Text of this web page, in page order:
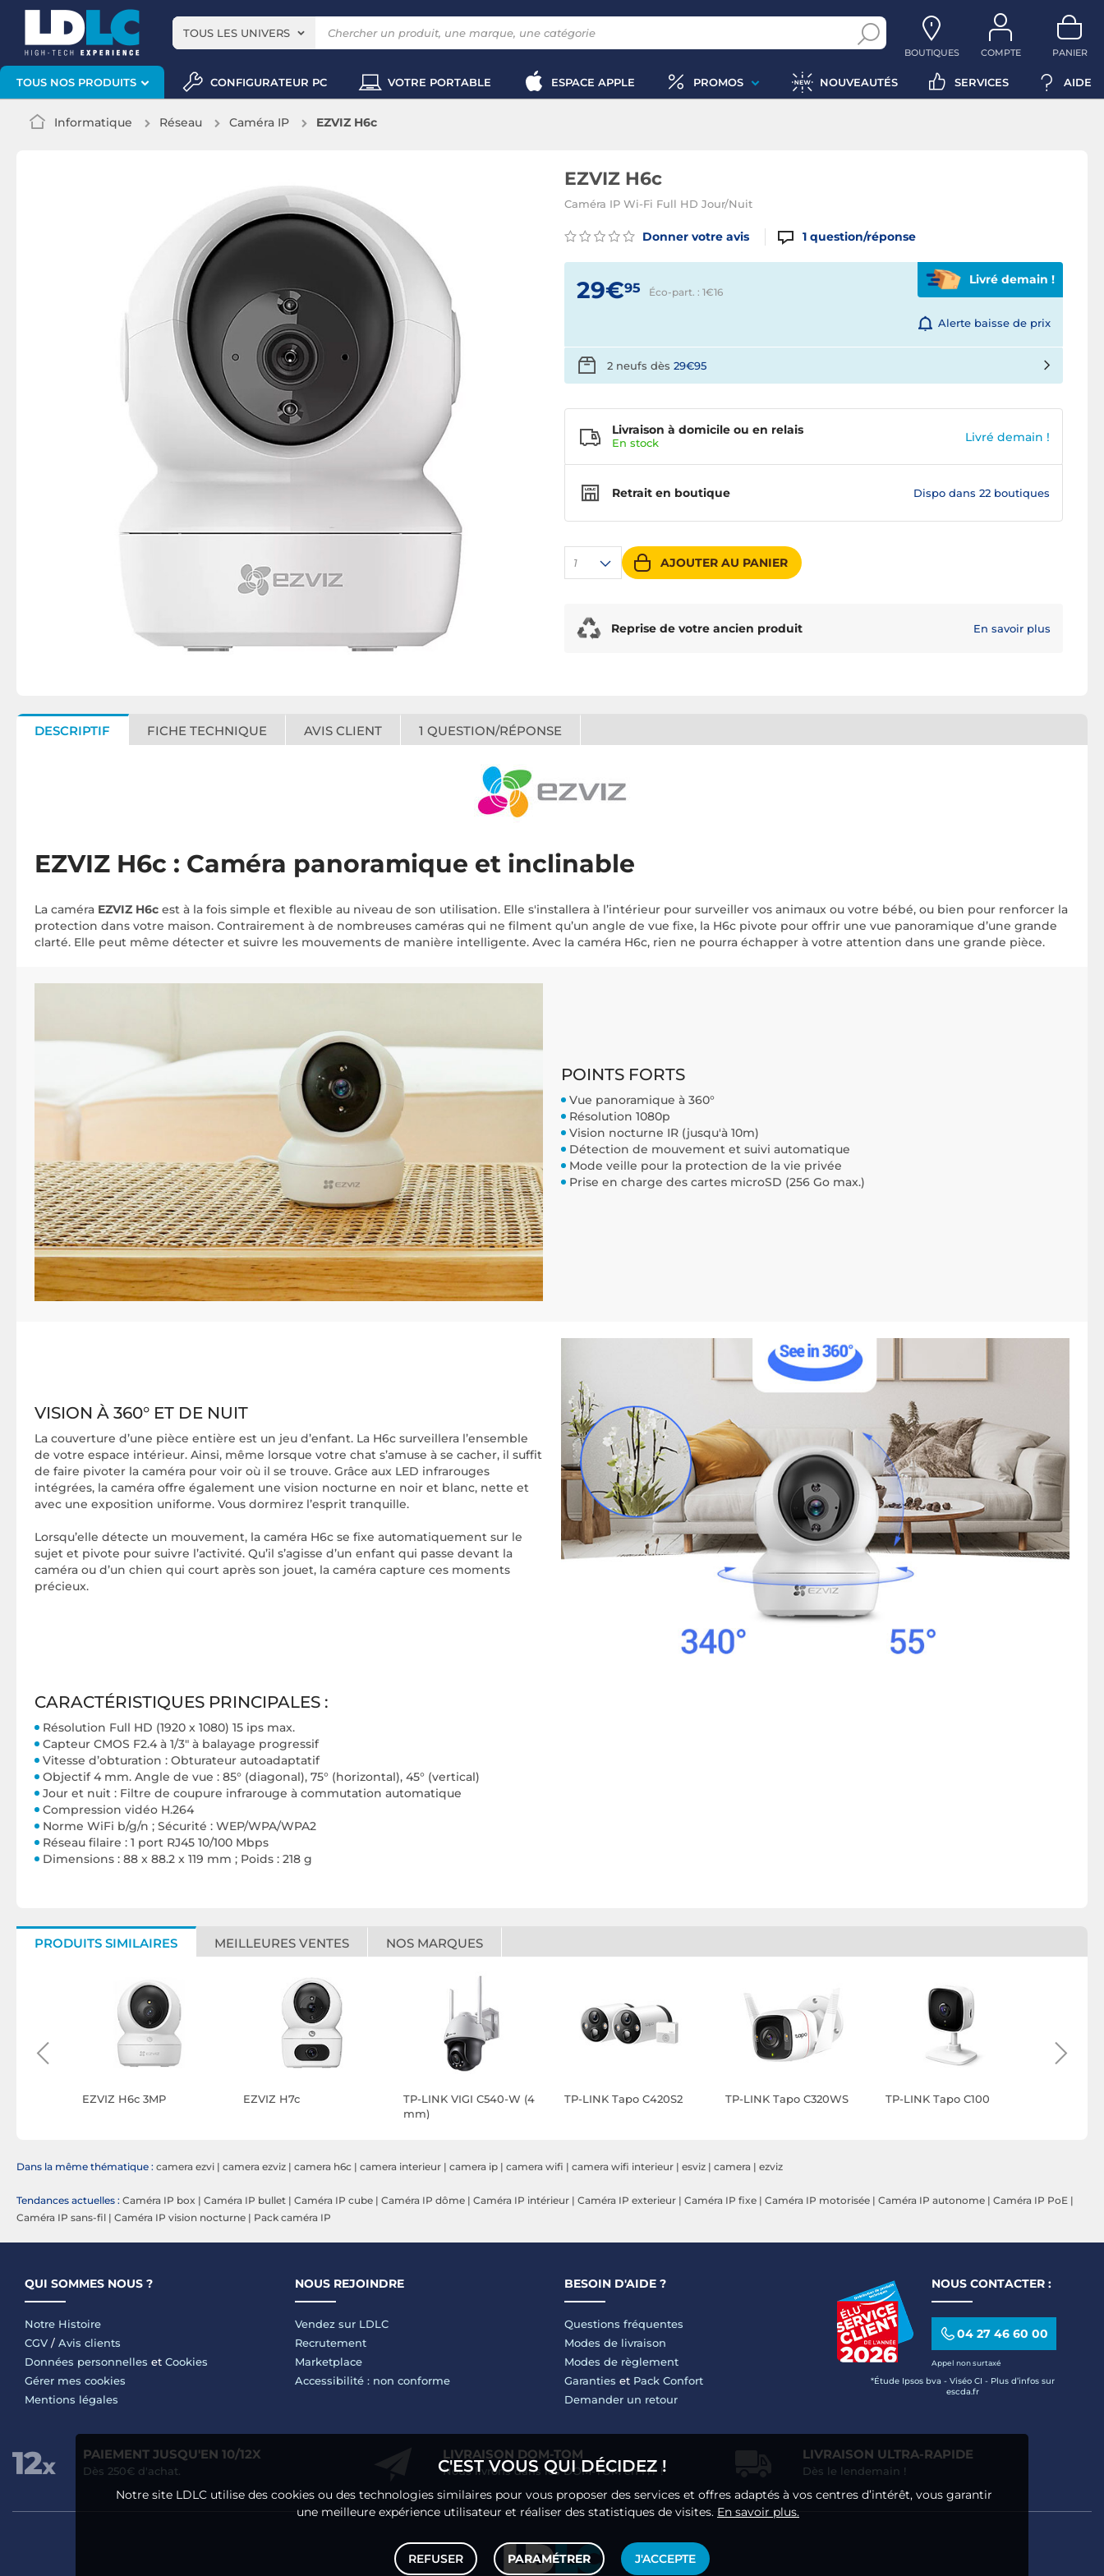
TOUS LES UNIVERS
BOUTIQUES COMPTE PANIER
TOUS NOS PRODUITS CONFIGURATEUR PC VOTRE PORTABLE ESPACE APPLE PROMOS NOUVEAUTÉS SERVICES AIDE
Informatique Réseau Caméra IP EZVIZ H6c
EZVIZ H6c
Caméra IP Wi-Fi Full HD Jour/Nuit
Donner votre avis 1 question/réponse
29€95 Éco-part. : 1€16
Livré demain !
Alerte baisse de prix
1 AJOUTER AU PANIER
Livraison à domicile ou en relais
En stock Livré demain !
Retrait en boutique Dispo dans 22 boutiques
2 neufs dès 29€95
Reprise de votre ancien produit En savoir plus
DESCRIPTIF FICHE TECHNIQUE AVIS CLIENT 1 QUESTION/RÉPONSE
EZVIZ H6c : Caméra panoramique et inclinable
La caméra EZVIZ H6c est à la fois simple et flexible au niveau de son utilisation. Elle s'installera à l’intérieur pour surveiller vos animaux ou votre bébé, ou bien pour renforcer la
protection dans votre maison. Contrairement à de nombreuses caméras qui ne filment qu’un angle de vue fixe, la H6c pivote pour offrir une vue panoramique d’une grande
clarté. Elle peut même détecter et suivre les mouvements de manière intelligente. Avec la caméra H6c, rien ne pourra échapper à votre attention dans une grande pièce.
POINTS FORTS
Vue panoramique à 360°
Résolution 1080p
Vision nocturne IR (jusqu'à 10m)
Détection de mouvement et suivi automatique
Mode veille pour la protection de la vie privée
Prise en charge des cartes microSD (256 Go max.)
VISION À 360° ET DE NUIT
La couverture d’une pièce entière est un jeu d’enfant. La H6c surveillera l’ensemble
de votre espace intérieur. Ainsi, même lorsque votre chat s’amuse à se cacher, il suffit
de faire pivoter la caméra pour voir où il se trouve. Grâce aux LED infrarouges
intégrées, la caméra offre également une vision nocturne en noir et blanc, nette et
avec une exposition uniforme. Vous dormirez l’esprit tranquille.
Lorsqu’elle détecte un mouvement, la caméra H6c se fixe automatiquement sur le
sujet et pivote pour suivre l’activité. Qu’il s’agisse d’un enfant qui passe devant la
caméra ou d’un chien qui court après son jouet, la caméra capture ces moments
précieux.
CARACTÉRISTIQUES PRINCIPALES :
Résolution Full HD (1920 x 1080) 15 ips max.
Capteur CMOS F2.4 à 1/3" à balayage progressif
Vitesse d’obturation : Obturateur autoadaptatif
Objectif 4 mm. Angle de vue : 85° (diagonal), 75° (horizontal), 45° (vertical)
Jour et nuit : Filtre de coupure infrarouge à commutation automatique
Compression vidéo H.264
Norme WiFi b/g/n ; Sécurité : WEP/WPA/WPA2
Réseau filaire : 1 port RJ45 10/100 Mbps
Dimensions : 88 x 88.2 x 119 mm ; Poids : 218 g
PRODUITS SIMILAIRES MEILLEURES VENTES NOS MARQUES
EZVIZ H6c 3MP EZVIZ H7c
TP-LINK VIGI C540-W (4
mm)
TP-LINK Tapo C420S2 TP-LINK Tapo C320WS TP-LINK Tapo C100
Dans la même thématique : camera ezvi | camera ezviz | camera h6c | camera interieur | camera ip | camera wifi | camera wifi interieur | esviz | camera | ezviz
Tendances actuelles : Caméra IP box | Caméra IP bullet | Caméra IP cube | Caméra IP dôme | Caméra IP intérieur | Caméra IP exterieur | Caméra IP fixe | Caméra IP motorisée | Caméra IP autonome | Caméra IP PoE |
Caméra IP sans-fil | Caméra IP vision nocturne | Pack caméra IP
QUI SOMMES NOUS ?
Notre Histoire
CGV / Avis clients
Données personnelles et Cookies
Gérer mes cookies
Mentions légales
NOUS REJOINDRE
Vendez sur LDLC
Recrutement
Marketplace
Accessibilité : non conforme
BESOIN D'AIDE ?
Questions fréquentes
Modes de livraison
Modes de règlement
Garanties et Pack Confort
Demander un retour
NOUS CONTACTER :
04 27 46 60 00
Appel non surtaxé
*Étude Ipsos bva - Viséo CI - Plus d’infos sur
escda.fr
PAIEMENT JUSQU'EN 10/12X
Dès 250€ d'achat.
LIVRAISON DOM-TOM
Nous livrons dans les DOM-TOM en HT !
LIVRAISON ULTRA-RAPIDE
Dès le lendemain !
C'EST VOUS QUI DÉCIDEZ !
Notre site LDLC utilise des cookies ou des technologies similaires pour vous proposer des services et offres adaptés à vos centres d’intérêt, vous garantir
une meilleure expérience utilisateur et réaliser des statistiques de visites. En savoir plus.
REFUSER PARAMÉTRER J'ACCEPTE